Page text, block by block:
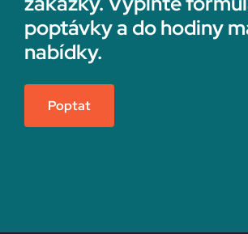
poptávky a do hodiny
nabídky.
Poptat